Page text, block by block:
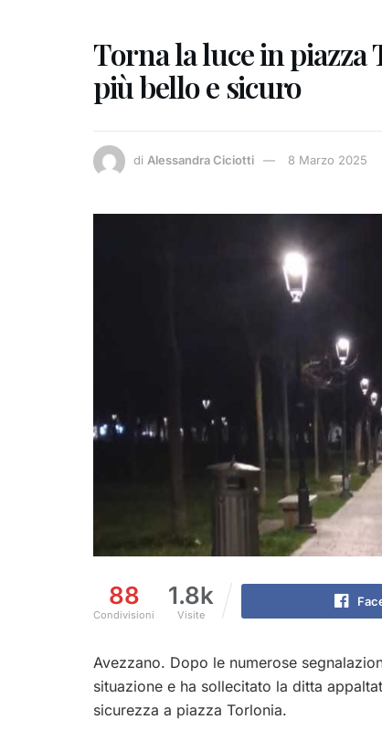
Torna la luce in
più bello e sicuro
di Alessandra Ciciotti 8 Marzo 2025
88
Condivisioni
1.8k
Visite
Avezzano. Dopo le numerose
situazione e ha sollecitato la ditta
sicurezza a piazza Torlonia.